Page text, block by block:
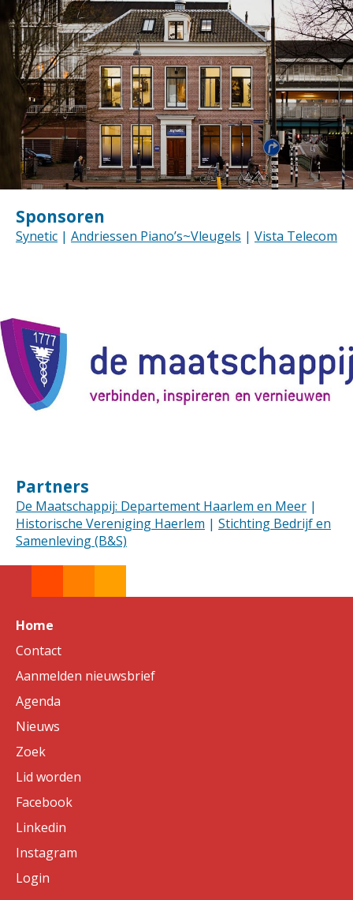
Sponsoren
Synetic | Andriessen Piano’s~Vleugels | Vista Telecom
Partners
De Maatschappij: Departement Haarlem en Meer |
Historische Vereniging Haerlem | Stichting Bedrijf en
Samenleving (B&S)
Home
Contact
Aanmelden nieuwsbrief
Agenda
Nieuws
Zoek
Lid worden
Facebook
Linkedin
Instagram
Login